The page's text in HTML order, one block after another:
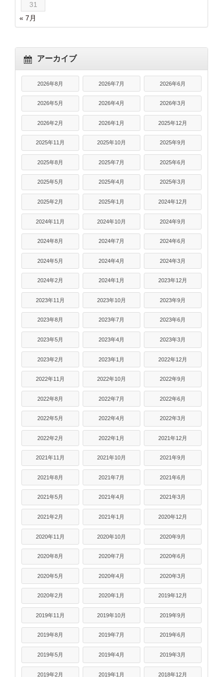
31
« 7月
アーカイブ
2026年8月 2026年7月 2026年6月
2026年5月 2026年4月 2026年3月
2026年2月 2026年1月 2025年12月
2025年11月 2025年10月 2025年9月
2025年8月 2025年7月 2025年6月
2025年5月 2025年4月 2025年3月
2025年2月 2025年1月 2024年12月
2024年11月 2024年10月 2024年9月
2024年8月 2024年7月 2024年6月
2024年5月 2024年4月 2024年3月
2024年2月 2024年1月 2023年12月
2023年11月 2023年10月 2023年9月
2023年8月 2023年7月 2023年6月
2023年5月 2023年4月 2023年3月
2023年2月 2023年1月 2022年12月
2022年11月 2022年10月 2022年9月
2022年8月 2022年7月 2022年6月
2022年5月 2022年4月 2022年3月
2022年2月 2022年1月 2021年12月
2021年11月 2021年10月 2021年9月
2021年8月 2021年7月 2021年6月
2021年5月 2021年4月 2021年3月
2021年2月 2021年1月 2020年12月
2020年11月 2020年10月 2020年9月
2020年8月 2020年7月 2020年6月
2020年5月 2020年4月 2020年3月
2020年2月 2020年1月 2019年12月
2019年11月 2019年10月 2019年9月
2019年8月 2019年7月 2019年6月
2019年5月 2019年4月 2019年3月
2019年2月 2019年1月 2018年12月